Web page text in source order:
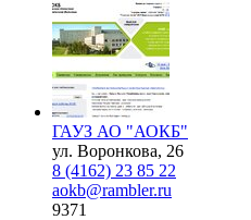
ГАУЗ АО "АОКБ"
ул. Воронкова, 26
8 (4162) 23 85 22
aokb@rambler.ru
9371